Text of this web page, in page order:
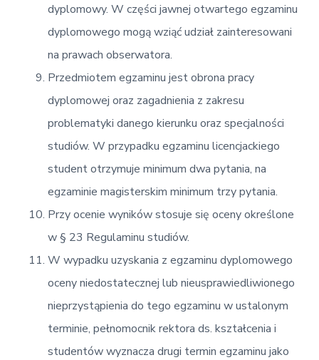
dyplomowy. W części jawnej otwartego egzaminu
dyplomowego mogą wziąć udział zainteresowani
na prawach obserwatora.
Przedmiotem egzaminu jest obrona pracy
dyplomowej oraz zagadnienia z zakresu
problematyki danego kierunku oraz specjalności
studiów. W przypadku egzaminu licencjackiego
student otrzymuje minimum dwa pytania, na
egzaminie magisterskim minimum trzy pytania.
Przy ocenie wyników stosuje się oceny określone
w § 23 Regulaminu studiów.
W wypadku uzyskania z egzaminu dyplomowego
oceny niedostatecznej lub nieusprawiedliwionego
nieprzystąpienia do tego egzaminu w ustalonym
terminie, pełnomocnik rektora ds. kształcenia i
studentów wyznacza drugi termin egzaminu jako